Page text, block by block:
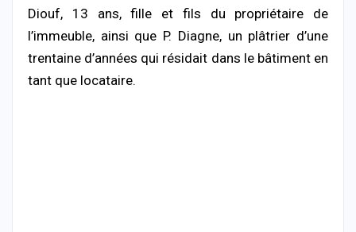
Diouf, 13 ans, fille et fils du propriétaire de
l’immeuble, ainsi que P. Diagne, un plâtrier d’une
trentaine d’années qui résidait dans le bâtiment en
tant que locataire.